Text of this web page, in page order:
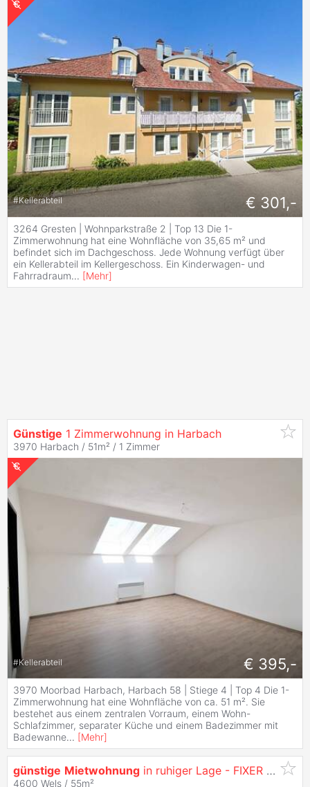
#Kellerabteil € 301,-
3264 Gresten | Wohnparkstraße 2 | Top 13 Die 1-
Zimmerwohnung hat eine Wohnfläche von 35,65 m² und
befindet sich im Dachgeschoss. Jede Wohnung verfügt über
ein Kellerabteil im Kellergeschoss. Ein Kinderwagen- und
Fahrradraum... [Mehr]
Günstige 1 Zimmerwohnung in Harbach
3970 Harbach / 51m² / 1 Zimmer
#Kellerabteil € 395,-
3970 Moorbad Harbach, Harbach 58 | Stiege 4 | Top 4 Die 1-
Zimmerwohnung hat eine Wohnfläche von ca. 51 m². Sie
bestehet aus einem zentralen Vorraum, einem Wohn-
Schlafzimmer, separater Küche und einem Badezimmer mit
Badewanne... [Mehr]
günstige Mietwohnung in ruhiger Lage - FIXER Besichtigungstermin Donnerstag 06.08. 17:00 Uhr!
4600 Wels / 55m²